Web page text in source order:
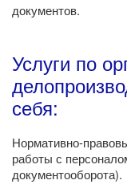
документов.
Услуги по
себя:
Нормативно-
работы с
документооборота).